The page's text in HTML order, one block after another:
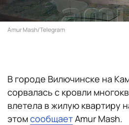
Amur Mash/Telegram
В городе Вилючинске на
сорвалась с кровли
влетела в жилую квартиру
этомсообщаетAmur Mash.